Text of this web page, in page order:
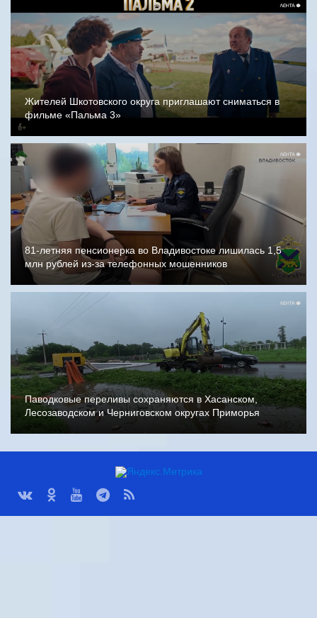
Жителей Шкотовского округа приглашают сниматься в
фильме «Пальма 3»
81-летняя пенсионерка во Владивостоке лишилась 1,5
млн рублей из-за телефонных мошенников
Паводковые переливы сохраняются в Хасанском,
Лесозаводском и Черниговском округах Приморья